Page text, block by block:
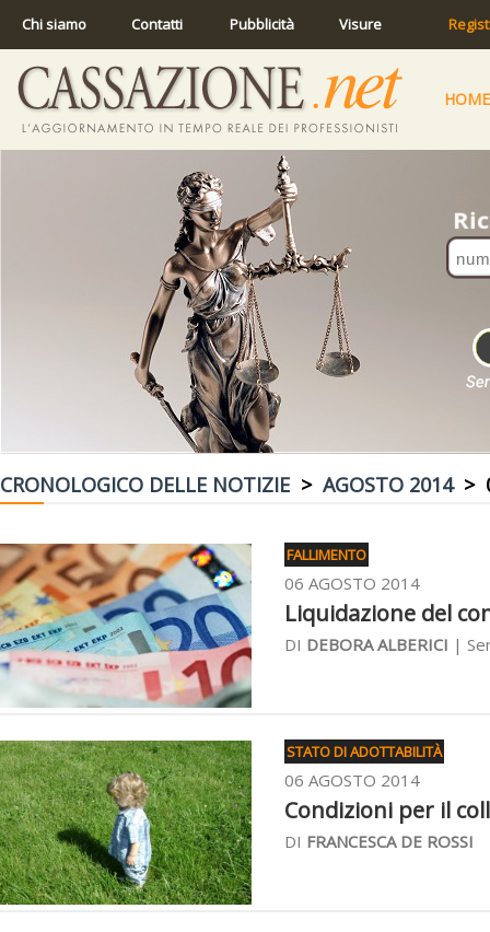
Chi siamo Contatti Pubblicità Visure
HOME
CRONOLOGICO DELLE NOTIZIE > AGOSTO 2014>
FALLIMENTO
06 AGOSTO 2014
Liquidazione del
DI DEBORA ALBERICI |
STATO DI ADOTTABILITÀ
06 AGOSTO 2014
Condizioni per il
DI FRANCESCA DE ROSSI